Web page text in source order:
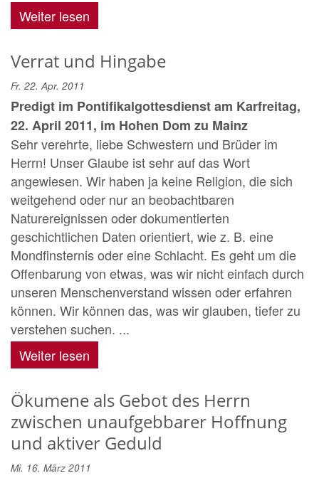
Weiter lesen
Verrat und Hingabe
Fr. 22. Apr. 2011
Predigt im Pontifikalgottesdienst am Karfreitag,
22. April 2011, im Hohen Dom zu Mainz
Sehr verehrte, liebe Schwestern und Brüder im
Herrn! Unser Glaube ist sehr auf das Wort
angewiesen. Wir haben ja keine Religion, die sich
weitgehend oder nur an beobachtbaren
Naturereignissen oder dokumentierten
geschichtlichen Daten orientiert, wie z. B. eine
Mondfinsternis oder eine Schlacht. Es geht um die
Offenbarung von etwas, was wir nicht einfach durch
unseren Menschenverstand wissen oder erfahren
können. Wir können das, was wir glauben, tiefer zu
verstehen suchen. ...
Weiter lesen
Ökumene als Gebot des Herrn
zwischen unaufgebbarer Hoffnung
und aktiver Geduld
Mi. 16. März 2011